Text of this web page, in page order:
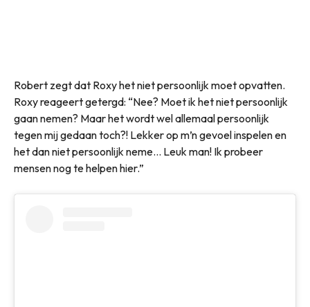
Robert zegt dat Roxy het niet persoonlijk moet opvatten.
Roxy reageert getergd: “Nee? Moet ik het niet persoonlijk
gaan nemen? Maar het wordt wel allemaal persoonlijk
tegen mij gedaan toch?! Lekker op m’n gevoel inspelen en
het dan niet persoonlijk neme… Leuk man! Ik probeer
mensen nog te helpen hier.”